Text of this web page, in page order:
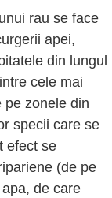
rau se face
apei,
din lungul
cele mai
pe zonele din
specii care se
efect se
(de pe
de care